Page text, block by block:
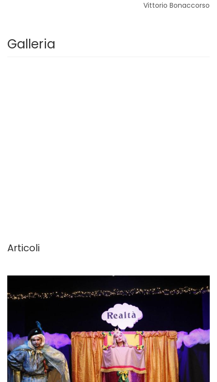
Vittorio Bonaccorso
Galleria
Articoli